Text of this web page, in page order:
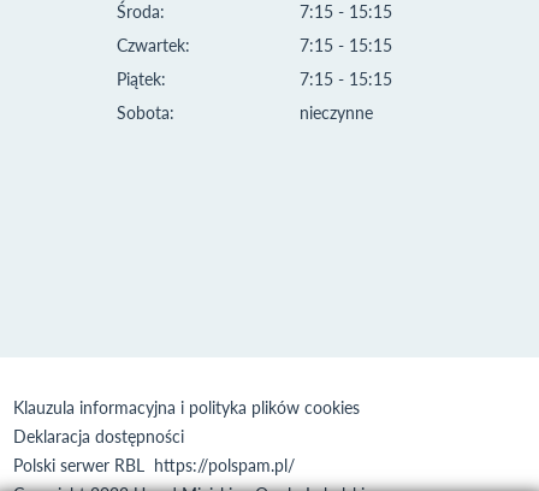
Środa:
Czwartek:
Piątek:
Sobota:
7:15 - 15:15
7:15 - 15:15
7:15 - 15:15
nieczynne
Klauzula informacyjna i polityka plików cookies
Deklaracja dostępności
Polski serwer RBL https://polspam.pl/